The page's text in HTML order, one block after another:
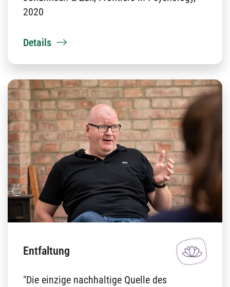
2020
Details
Entfaltung
"Die einzige nachhaltige Quelle des